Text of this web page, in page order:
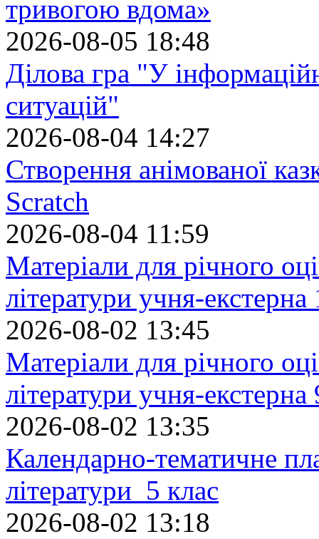
тривогою вдома»
2026-08-05 18:48
Ділова гра "У
ситуацій"
2026-08-04 14:27
Створення анімованої
Scratch
2026-08-04 11:59
Матеріали для річного
літератури учня-екстерна
2026-08-02 13:45
Матеріали для річного
літератури учня-екстерна
2026-08-02 13:35
Календарно-тематичне
літератури 5 клас
2026-08-02 13:18